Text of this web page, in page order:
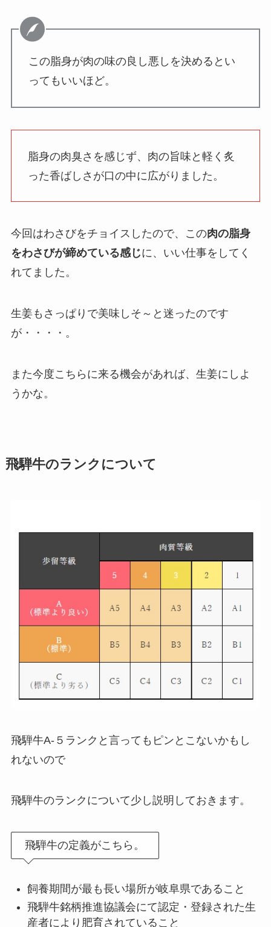
この脂身が肉の味の良し悪しを決めるとい
ってもいいほど。
脂身の肉臭さを感じず、肉の旨味と軽く炙
った香ばしさが口の中に広がりました。
今回はわさびをチョイスしたので、この肉の脂身
をわさびが締めている感じに、いい仕事をしてく
れてました。
生姜もさっぱりで美味しそ～と迷ったのです
が・・・・。
また今度こちらに来る機会があれば、生姜にしよ
うかな。
飛騨牛のランクについて
飛騨牛A-５ランクと言ってもピンとこないかもし
れないので
飛騨牛のランクについて少し説明しておきます。
飛騨牛の定義がこちら。
飼養期間が最も長い場所が岐阜県であること
飛騨牛銘柄推進協議会にて認定・登録された生
産者により肥育されていること